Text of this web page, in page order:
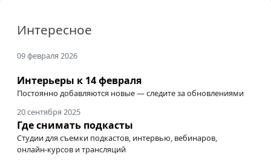
Интересное
09 февраля 2026
Интерьеры к 14 февраля
Постоянно добавляются новые — следите за обновлениями
20 сентября 2025
Где снимать подкасты
Студии для съемки подкастов, интервью, вебинаров,
онлайн-курсов и трансляций